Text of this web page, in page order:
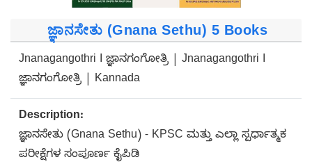
ಜ್ಞಾನಸೇತು (Gnana Sethu) 5 Books
Jnanagangothri I ಜ್ಞಾನಗಂಗೋತ್ರಿ | Jnanagangothri I
ಜ್ಞಾನಗಂಗೋತ್ರಿ | Kannada
Description:
ಜ್ಞಾನಸೇತು (Gnana Sethu) - KPSC ಮತ್ತು ಎಲ್ಲಾ ಸ್ಪರ್ಧಾತ್ಮಕ
ಪರೀಕ್ಷೆಗಳ ಸಂಪೂರ್ಣ ಕೈಪಿಡಿ